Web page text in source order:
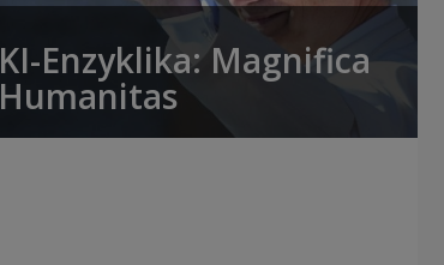
KI-Enzyklika: Magnifica
Humanitas